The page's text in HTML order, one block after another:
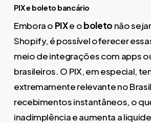
PIX e boleto bancário
Embora o PIXe oboleto não
Shopify, é possível oferecer
meio de integrações com apps
brasileiros. O PIX, em especial,
extremamente relevante no
recebimentos instantâneos, o
inadimplência e aumenta a